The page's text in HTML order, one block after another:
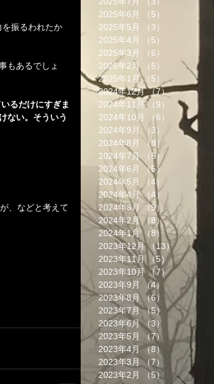
振るわれたか
もあるでしょ
るだけにすぎま
ない。そういう
、などと考えて
2025年6月
（5）
2025年5月
（3）
2025年4月
（5）
2025年3月
（6）
2025年2月
（5）
5件の記事
2025年1月 （5）
5件の記事
2024年12月 （7）7件の記事
2024年11月 （9）
9件の記事
2024年10月
（6）
6件の記事
2024年9月 （3）
3件の記事
2024年8月
（8）
8件の記事
2024年7月
（5）5件の記事
2024年6月
（5）
5件の記事
2024年5月
（4）
4件の記事
2024年4月 （4）
4件の記事
2024年3月
（9）
9件の記事
2024年2月 （8）8件の記事
2024年1月 （8）8件の記事
2023年12月 （13）13件の記事
2023年11月 （5）5件の記事
2023年10月 （7）7件の記事
2023年9月
（4）4件の記事
2023年8月
（6）
6件の記事
2023年7月 （5） 5件の記事
2023年6月 （3）
3件の記事
2023年5月
（7）
7件の記事
2023年4月
（8）
8件の記事
2023年3月 （7）
7件の記事
2023年2月
（5）
5件の記事